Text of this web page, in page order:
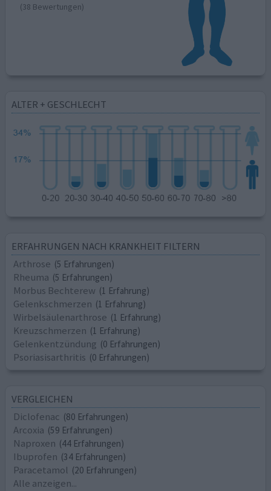
(38 Bewertungen)
ALTER + GESCHLECHT
ERFAHRUNGEN NACH KRANKHEIT FILTERN
Arthrose (5 Erfahrungen)
Rheuma (5 Erfahrungen)
Morbus Bechterew (1 Erfahrung)
Gelenkschmerzen (1 Erfahrung)
Wirbelsäulenarthrose (1 Erfahrung)
Kreuzschmerzen (1 Erfahrung)
Gelenkentzündung (0 Erfahrungen)
Psoriasisarthritis (0 Erfahrungen)
VERGLEICHEN
Diclofenac (80 Erfahrungen)
Arcoxia (59 Erfahrungen)
Naproxen (44 Erfahrungen)
Ibuprofen (34 Erfahrungen)
Paracetamol (20 Erfahrungen)
Alle anzeigen...